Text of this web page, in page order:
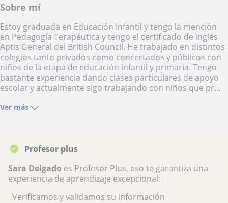
Sobre mí
Estoy graduada en Educación Infantil y tengo la mención
en Pedagogía Terapéutica y tengo el certificado de inglés
Aptis General del British Council. He trabajado en distintos
colegios tanto privados como concertados y públicos con
niños de la etapa de educación infantil y primaria. Tengo
bastante experiencia dando clases particulares de apoyo
escolar y actualmente sigo trabajando con niños que pr...
Ver más
Profesor plus
Sara Delgado es Profesor Plus, eso te garantiza una
experiencia de aprendizaje excepcional:
Verificamos y validamos su información